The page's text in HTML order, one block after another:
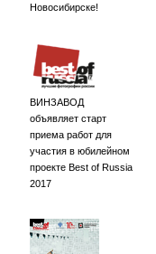
Новосибирске!
ВИНЗАВОД
объявляет старт
приема работ для
участия в юбилейном
проекте Best of Russia
2017